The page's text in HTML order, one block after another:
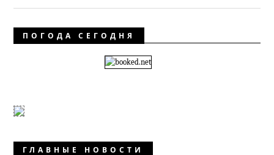
ПОГОДА СЕГОДНЯ
ГЛАВНЫЕ НОВОСТИ